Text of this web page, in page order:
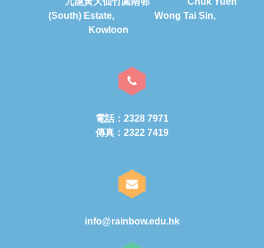
(South) Estate, Wong Tai Sin,
Kowloon
電話：2328 7971
傳真：2322 7419
info@rainbow.edu.hk